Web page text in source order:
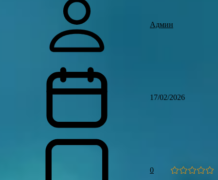
Админ
17/02/2026
0